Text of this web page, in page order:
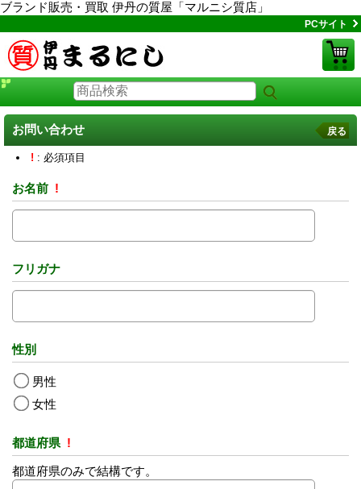
ブランド販売・買取 伊丹の質屋「マルニシ質店」
PCサイト
お問い合わせ 戻る
! : 必須項目
お名前 !
フリガナ
性別
男性
女性
都道府県 !
都道府県のみで結構です。